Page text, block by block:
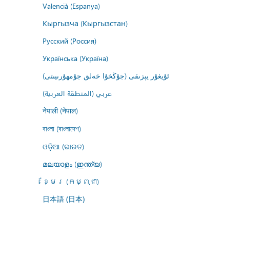
Valencià (Espanya)
Кыргызча (Кыргызстан)
Русский (Россия)
Українська (Україна)
ئۇيغۇر يېزىقى (جۇڭخۇا خەلق جۇمھۇرىيىتى)
عربي (المنطقة العربية)
नेपाली (नेपाल)
বাংলা (বাংলাদেশ)
ଓଡ଼ିଆ (ଭାରତ)
മലയാളം (ഇന്ത്യ)
ខ្មែរ (កម្ពុជា)
日本語 (日本)